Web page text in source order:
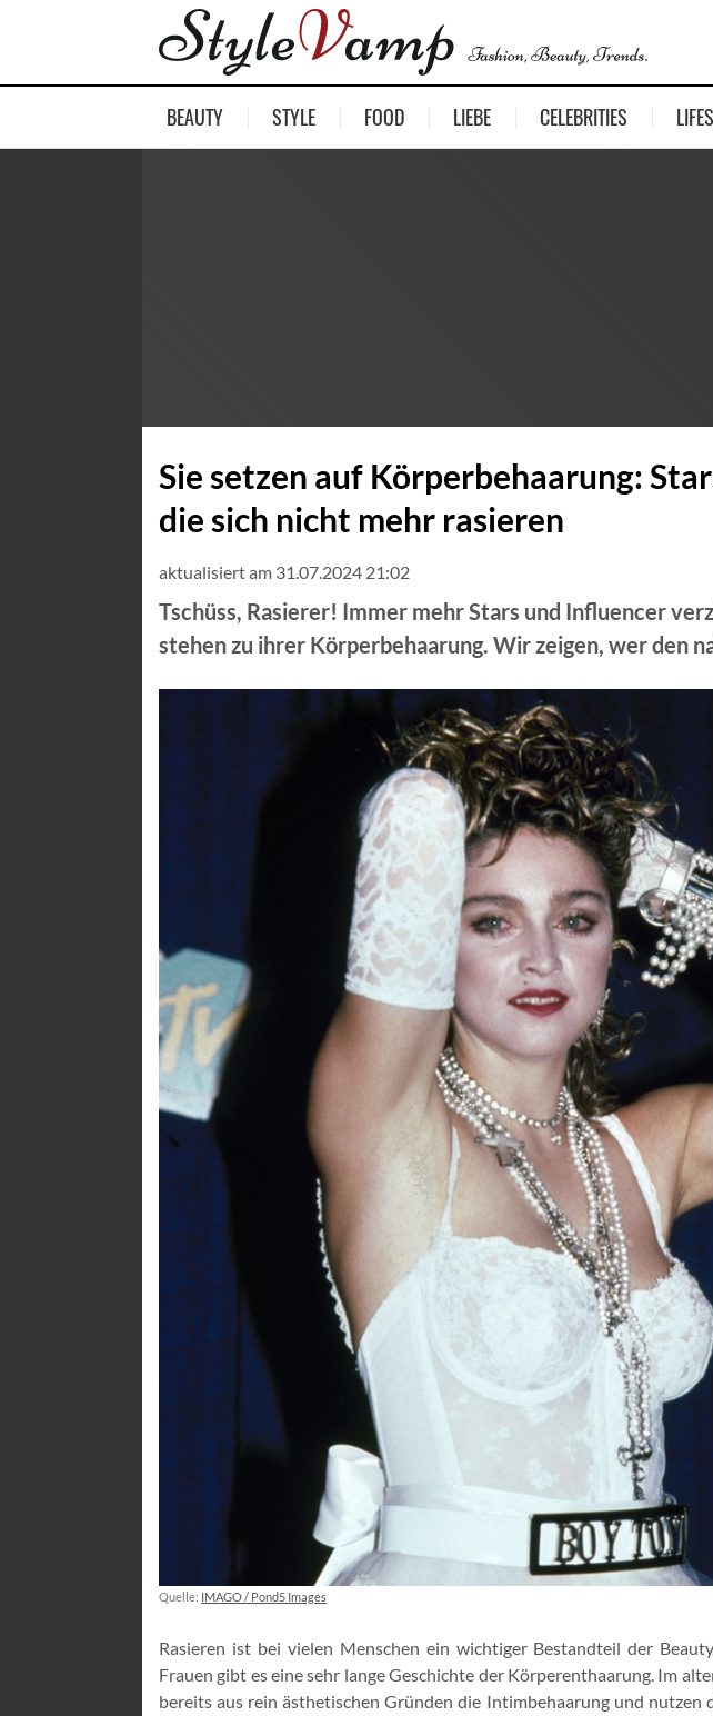
BEAUTY STYLE FOOD LIEBE CELEBRITIES
Sie setzen auf Körperbehaarung:
die sich nicht mehr rasieren
aktualisiert am 31.07.2024 21:02
Tschüss, Rasierer! Immer mehr Stars und Influencer
stehen zu ihrer Körperbehaarung. Wir zeigen, wer den
Quelle: IMAGO / Pond5 Images
Rasieren ist bei vielen Menschen ein wichtiger Bestandteil der
Frauen gibt es eine sehr lange Geschichte der Körperenthaarung. Im
bereits aus rein ästhetischen Gründen die Intimbehaarung und nutzen